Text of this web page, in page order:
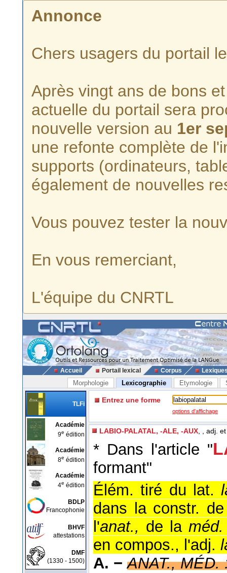
Annonce
Chers usagers du portail
Après vingt ans de bons
actuelle du portail sera
nouvelle version au 1er
une refonte complète de
supports (ordinateurs,
également de nouvelles
Vous pouvez tester la
En vous remerciant,
L'équipe du CNRTL
Accueil Portail lexical Corpus
Morphologie Lexicographie Etymologie
TLFi
Académie
9e édition
Académie
8e édition
Académie
4e édition
BDLP
Francophonie
BHVF
attestations
DMF
(1330 - 1500)
Entrez une forme
options d'affichage
LABIO-PALATAL, -ALE, -AUX , , adj.
* Dans l'article "
formant"
Élém. tiré du lat.
dans la constr.
l'anat., de la
en compos., l'adj.
A. − ANAT., MÉD.